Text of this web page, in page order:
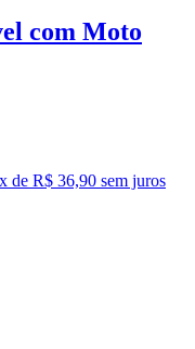
com Moto
x de R$ 36,90 sem juros